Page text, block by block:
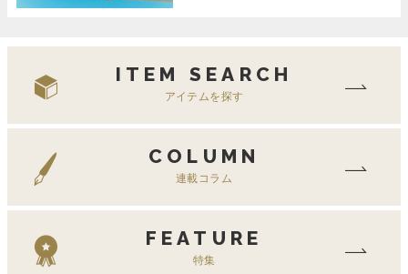
ITEM SEARCH
アイテムを探す
COLUMN
連載コラム
FEATURE
特集